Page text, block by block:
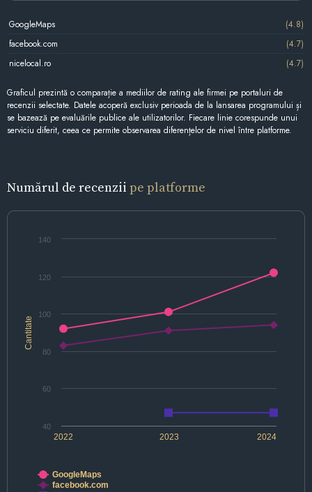
GoogleMaps
(4.8)
facebook.com
(4.7)
nicelocal.ro
(4.7)
Graficul prezintă o comparație a mediilor de rating ale firmei pe portaluri de
recenzii selectate. Datele acoperă exclusiv perioada de la lansarea programului și
se bazează pe evaluările publice ale utilizatorilor. Fiecare linie corespunde unui
serviciu diferit, ceea ce permite observarea diferențelor de nivel între platforme.
Numărul de recenzii pe platforme
Cantitate
2022 2023 2024
40
60
80
100
120
140
GoogleMaps
facebook.com